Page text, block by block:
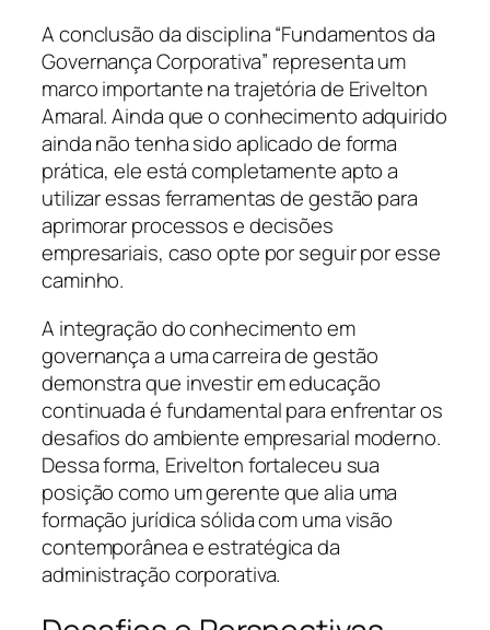
A conclusão da disciplina “Fundamentos da
Governança Corporativa” representa um
marco importante na trajetória de Erivelton
Amaral. Ainda que o conhecimento adquirido
ainda não tenha sido aplicado de forma
prática, ele está completamente apto a
utilizar essas ferramentas de gestão para
aprimorar processos e decisões
empresariais, caso opte por seguir por esse
caminho.
A integração do conhecimento em
governança a uma carreira de gestão
demonstra que investir em educação
continuada é fundamental para enfrentar os
desafios do ambiente empresarial moderno.
Dessa forma, Erivelton fortaleceu sua
posição como um gerente que alia uma
formação jurídica sólida com uma visão
contemporânea e estratégica da
administração corporativa.